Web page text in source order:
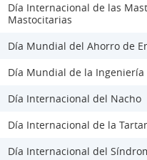
Día Internacional de las
Mastocitarias
Día Mundial del Ahorro de
Día Mundial de la Ingeniería
Día Internacional del Nacho
Día Internacional de la
Día Internacional del